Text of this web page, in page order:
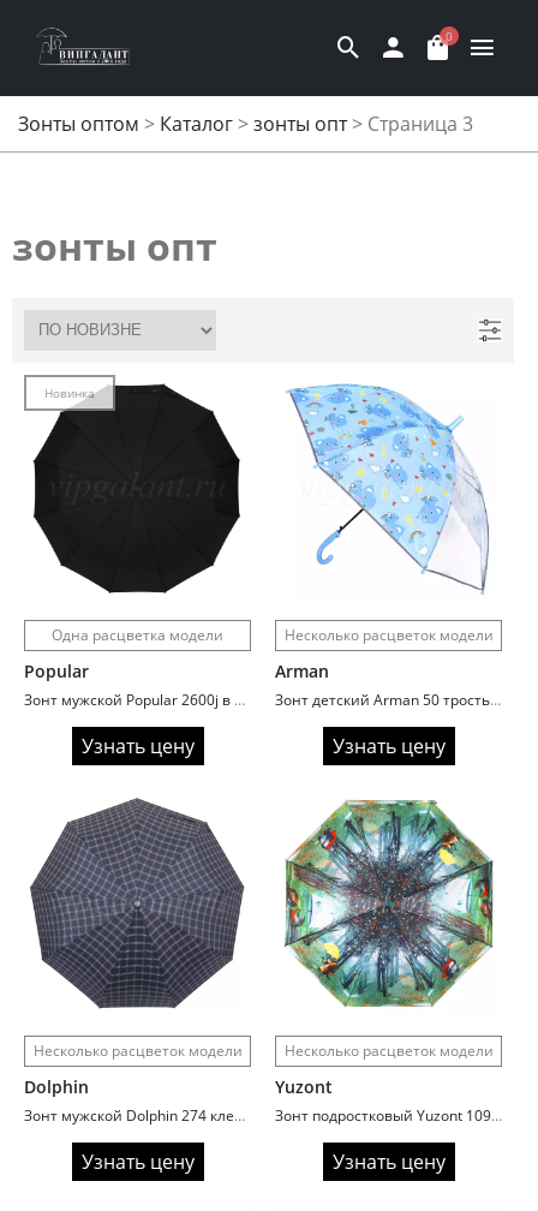
0
Зонты оптом > Каталог>зонты опт> Страница 3
зонты опт
Новинка
Одна расцветка модели
Popular
Зонт мужской Popular 2600j в 3 сложения с ручкой крюк
Узнать цену
Несколько расцветок модели
Arman
Зонт детский Arman 50 трость автомат Animals
Узнать цену
Несколько расцветок модели
Dolphin
Зонт мужской Dolphin 274 клетка ручка крюк soft touch
Узнать цену
Несколько расцветок модели
Yuzont
Зонт подростковый Yuzont 1096 автомат сатин
Узнать цену